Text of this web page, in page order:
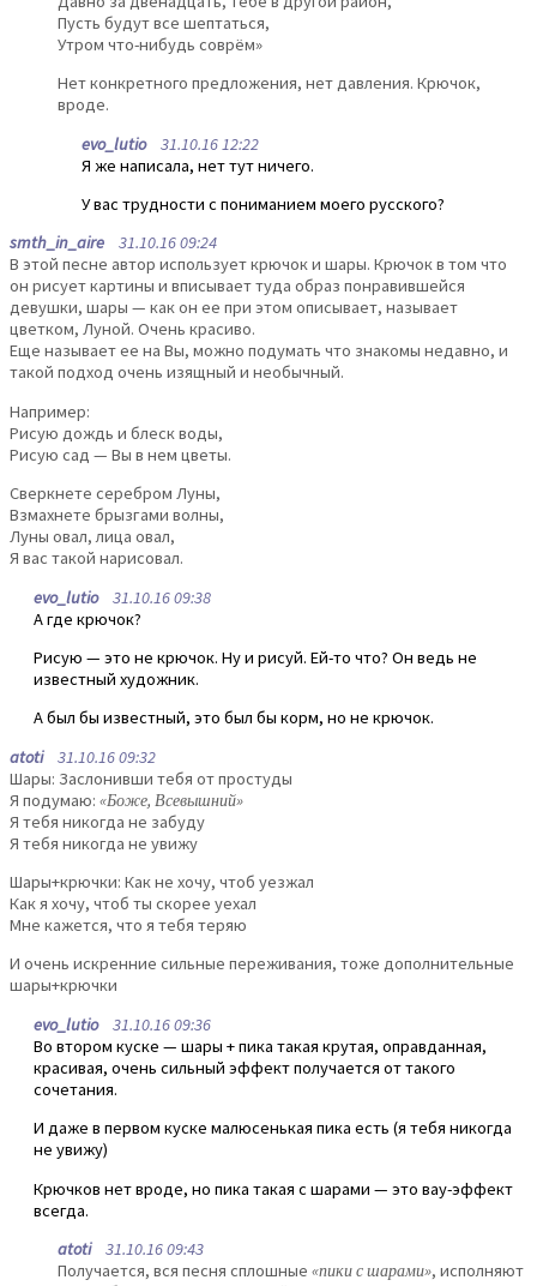
Пусть будут все шептаться,
Утром что-нибудь соврём»
Нет конкретного предложения, нет давления. Крючок,
вроде.
evo_lutio31.10.16 12:22
Я же написала, нет тут ничего.
У вас трудности с пониманием моего русского?
smth_in_aire 31.10.16 09:24
В этой песне автор использует крючок и шары. Крючок в том что
он рисует картины и вписывает туда образ понравившейся
девушки, шары — как он ее при этом описывает, называет
цветком, Луной. Очень красиво.
Еще называет ее на Вы, можно подумать что знакомы недавно, и
такой подход очень изящный и необычный.
Например:
Рисую дождь и блеск воды,
Рисую сад — Вы в нем цветы.
Сверкнете серебром Луны,
Взмахнете брызгами волны,
Луны овал, лица овал,
Я вас такой нарисовал.
evo_lutio31.10.16 09:38
А где крючок?
Рисую — это не крючок. Ну и рисуй. Ей-то что? Он ведь не
известный художник.
А был бы известный, это был бы корм, но не крючок.
atoti31.10.16 09:32
Шары: Заслонивши тебя от простуды
Я подумаю: «Боже, Всевышний»
Я тебя никогда не забуду
Я тебя никогда не увижу
Шары+крючки: Как не хочу, чтоб уезжал
Как я хочу, чтоб ты скорее уехал
Мне кажется, что я тебя теряю
И очень искренние сильные переживания, тоже дополнительные
шары+крючки
evo_lutio31.10.16 09:36
Во втором куске — шары + пика такая крутая, оправданная,
красивая, очень сильный эффект получается от такого
сочетания.
И даже в первом куске малюсенькая пика есть (я тебя никогда
не увижу)
Крючков нет вроде, но пика такая с шарами — это вау-эффект
всегда.
atoti31.10.16 09:43
Получается, вся песня сплошные «пики с шарами», исполняют